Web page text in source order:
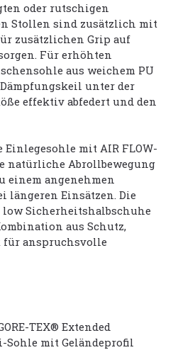
oder rutschigen
Stollen sind zusätzlich mit
zusätzlichen Grip auf
Für erhöhten
aus weichem PU
unter der
effektiv abfedert und den
mit AIR FLOW-
natürliche Abrollbewegung
einem angenehmen
längeren Einsätzen. Die
low Sicherheitshalbschuhe
aus Schutz,
anspruchsvolle
TEX® Extended
mit Geländeprofil